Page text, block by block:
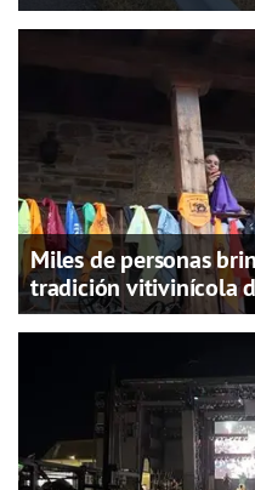
Miles de personas
tradición vitivinícola